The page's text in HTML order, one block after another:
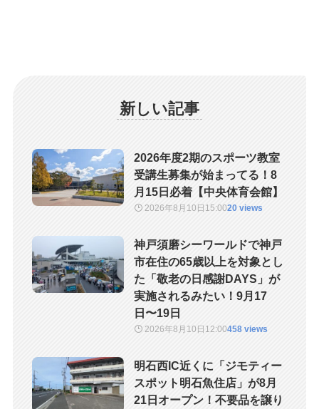
新しい記事
2026年度2期のスポーツ教室
受講生募集が始まってる！8
月15日必着【中央体育会館】
2026年8月10日 15:0020 views
神戸須磨シーワールドで神戸
市在住の65歳以上を対象とし
た「敬老の日感謝DAYS」が
実施されるみたい！9月17
日〜19日
2026年8月10日 12:00458 views
明石西IC近くに「ジモティー
スポット明石魚住店」が8月
21日オープン！不要品を譲り